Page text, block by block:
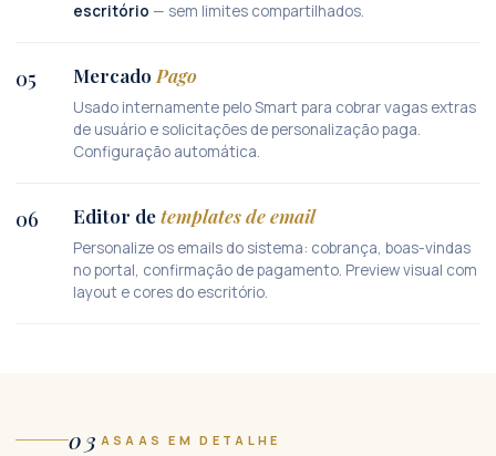
escritório — sem limites compartilhados.
05 Mercado Pago
Usado internamente pelo Smart para cobrar vagas extras
de usuário e solicitações de personalização paga.
Configuração automática.
06 Editor detemplates de email
Personalize os emails do sistema: cobrança, boas-vindas
no portal, confirmação de pagamento. Preview visual com
layout e cores do escritório.
03 ASAAS EM DETALHE